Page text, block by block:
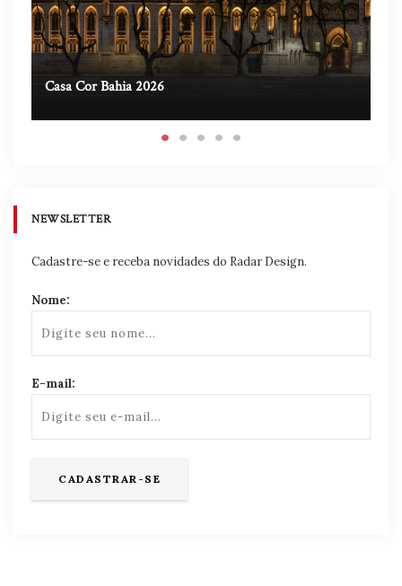
Casa Cor Bahia 2026
NEWSLETTER
Cadastre-se e receba novidades do Radar Design.
Nome:
E-mail: